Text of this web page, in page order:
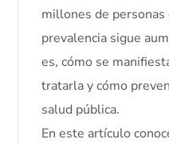
millones de
prevalencia sigue
es, cómo se
tratarla y cómo
salud pública.
En este artículo